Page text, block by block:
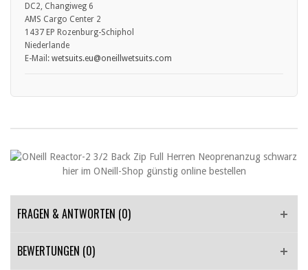
DC2, Changiweg 6
AMS Cargo Center 2
1437 EP Rozenburg-Schiphol
Niederlande
E-Mail: wetsuits.eu@oneillwetsuits.com
FRAGEN & ANTWORTEN (0)
BEWERTUNGEN (0)